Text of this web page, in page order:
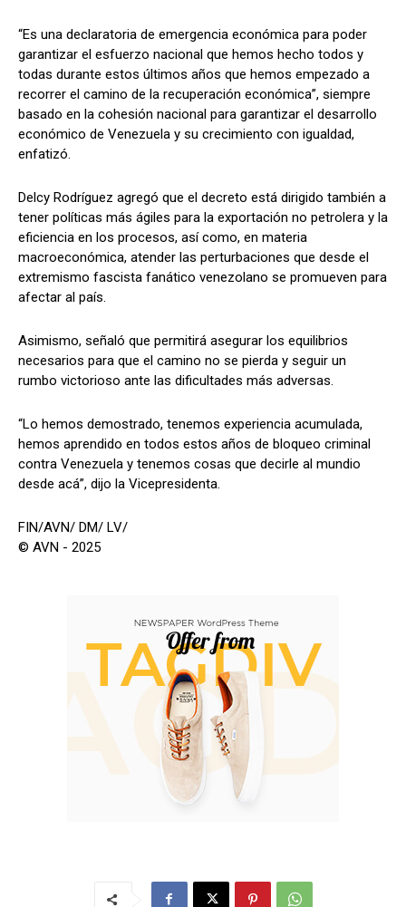
“Es una declaratoria de emergencia económica para poder
garantizar el esfuerzo nacional que hemos hecho todos y
todas durante estos últimos años que hemos empezado a
recorrer el camino de la recuperación económica”, siempre
basado en la cohesión nacional para garantizar el desarrollo
económico de Venezuela y su crecimiento con igualdad,
enfatizó.
Delcy Rodríguez agregó que el decreto está dirigido también a
tener políticas más ágiles para la exportación no petrolera y la
eficiencia en los procesos, así como, en materia
macroeconómica, atender las perturbaciones que desde el
extremismo fascista fanático venezolano se promueven para
afectar al país.
Asimismo, señaló que permitirá asegurar los equilibrios
necesarios para que el camino no se pierda y seguir un
rumbo victorioso ante las dificultades más adversas.
“Lo hemos demostrado, tenemos experiencia acumulada,
hemos aprendido en todos estos años de bloqueo criminal
contra Venezuela y tenemos cosas que decirle al mundio
desde acá”, dijo la Vicepresidenta.
FIN/AVN/ DM/ LV/
© AVN - 2025